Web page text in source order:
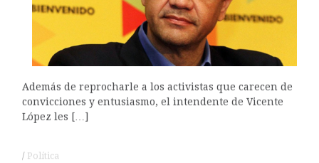
Además de reprocharle a los activistas que carecen de
convicciones y entusiasmo, el intendente de Vicente
López les […]